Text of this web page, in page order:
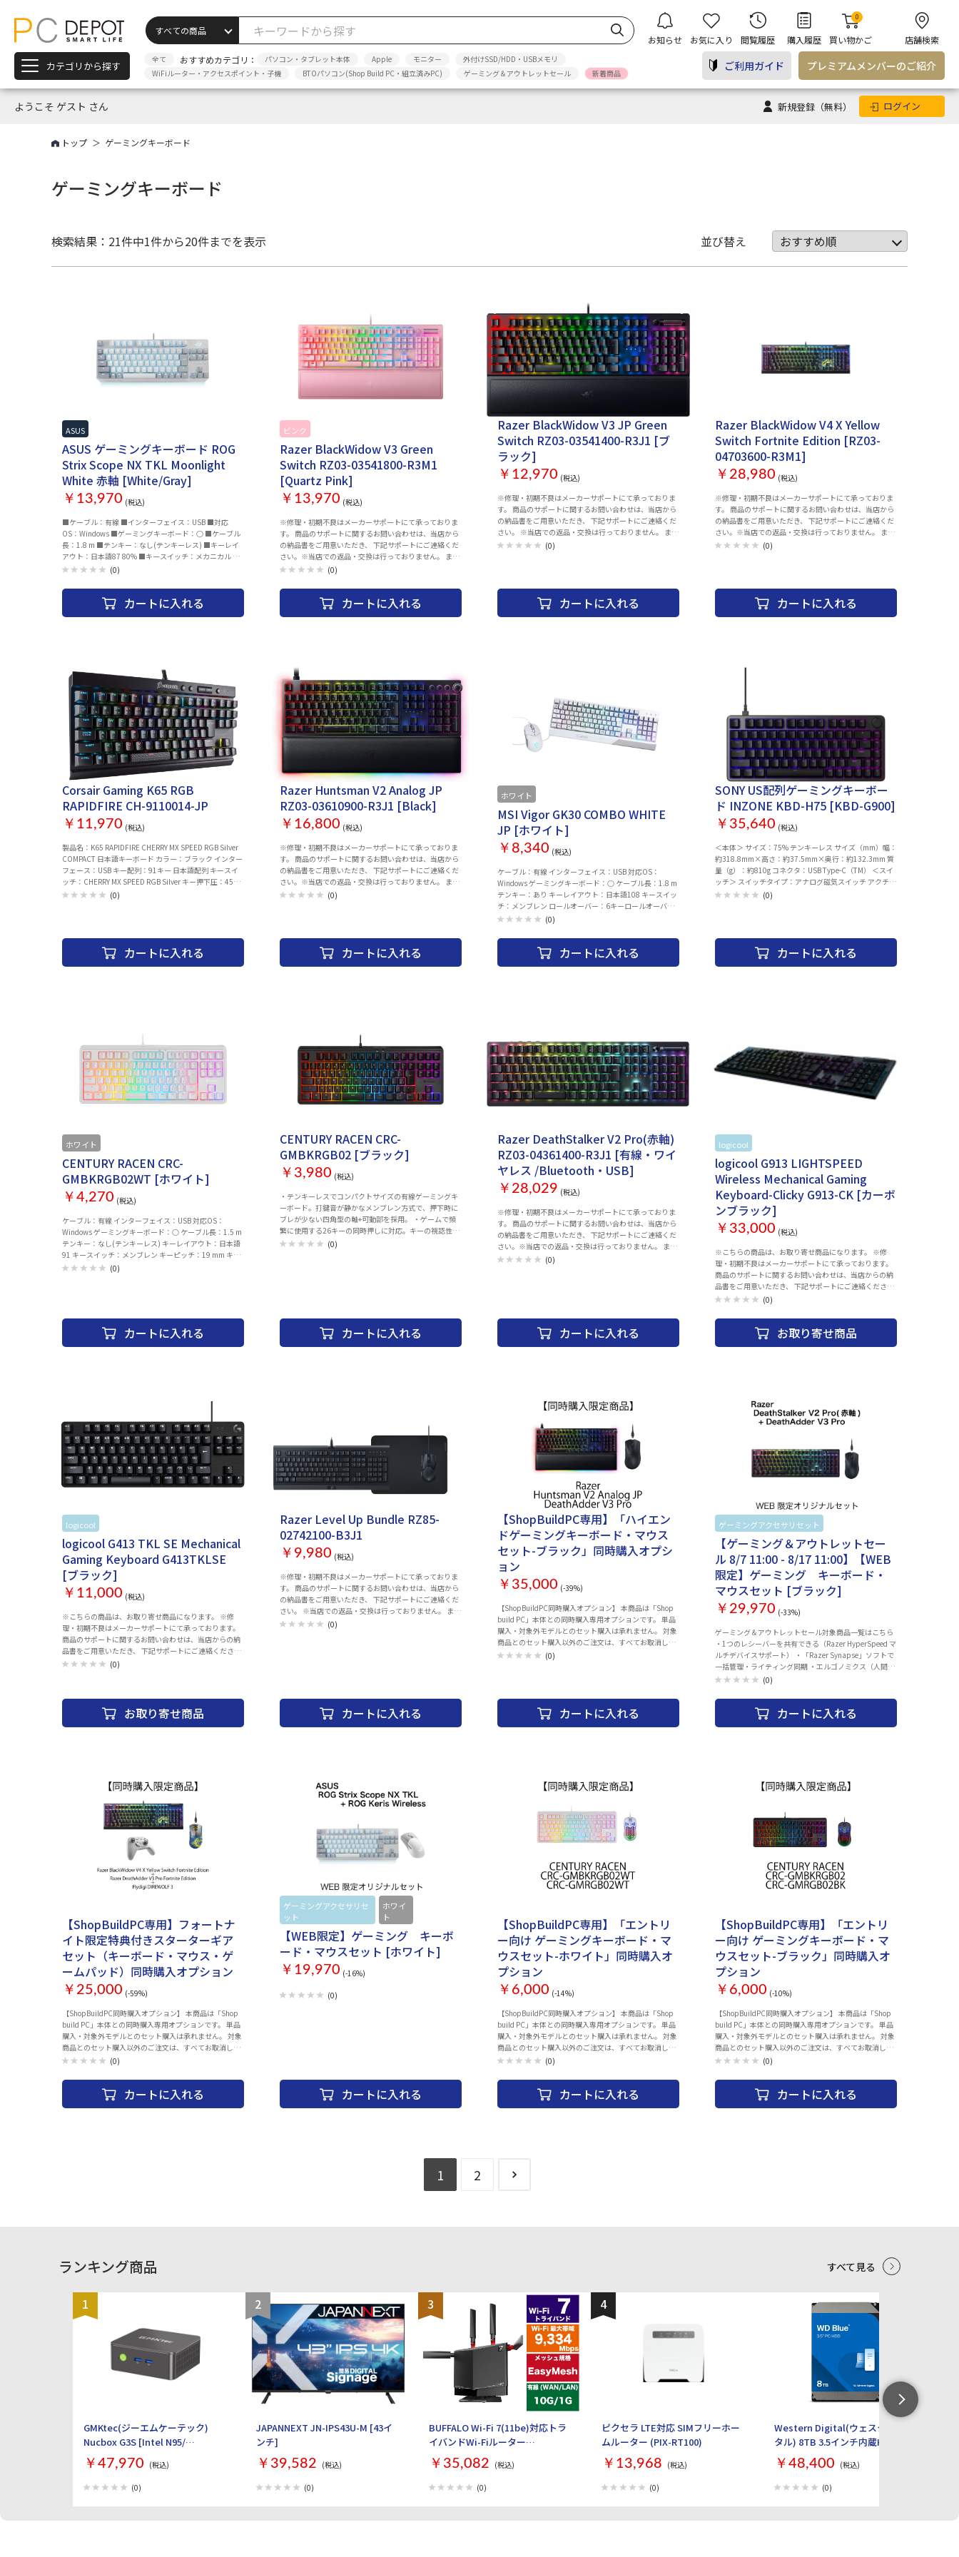
お知らせ お気に入り 閲覧履歴 購入履歴 買い物かご
0
店舗検索
カテゴリから探す 全て おすすめカテゴリ： パソコン・タブレット本体 Apple モニター
外付けSSD/HDD・USBメモリ
WiFiルーター・アクセスポイント・子機
BTOパソコン(Shop Build PC・組立済みPC) ゲーミング＆アウトレットセール 新着商品
ご利用ガイド プレミアム メンバーのご紹介
ようこそ ゲスト さん 新規登録 （無料） ログイン
トップ ゲーミングキーボード
ゲーミングキーボード
検索結果：21件中1件から20件までを表示 並び替え
ASUS
ASUS ゲーミングキーボード ROG
Strix Scope NX TKL Moonlight
White 赤軸 [White/Gray]
￥13,970 (税込)
■ケーブル：有線 ■インターフェイス：USB ■対応
OS：Windows ■ゲーミングキーボード：○ ■ケーブル
長：1.8 m ■テンキー：なし(テンキーレス) ■キーレイ
アウト：日本語87 80% ■キースイッチ：メカニカル ■
軸の種類：赤軸 ■キー刻印： ■ラピッドトリガー：- ■
ーバー ■アンチゴースト機能：○ ■アイソレーション設
計：- ■マルチペアリング：- ■角度調整機能：- ■ホット
キー：- ■防水：- ■静音：- ■スタンド装備(デバイス
■サイズ：356x40x136 mm ■重量：880 g ■カラー：
シルバー
(0)
カートに入れる
ピンク
Razer BlackWidow V3 Green
Switch RZ03-03541800-R3M1
[Quartz Pink]
￥13,970 (税込)
※修理・初期不良はメーカーサポートにて承っておりま
す。 商品のサポートに関するお問い合わせは、当店から
の納品書をご用意いただき、 下記サポートにご連絡くだ
さい。※当店での返品・交換は行っておりません。 ま
た、2022年11月現在はメールでのサポートのみとなっ
合わせ先メールアドレス】 game-
support@msygroup.com ※メール「本文」に下記内容
をご記載頂き、お問い合わせ先メールアドレスまで お送
により通常より遅延する可能性もございます。 ケーブ
ル：有線 インターフェイス：USB 対応OS：Windows ゲ
ーミングキーボード：○ テンキー：あり キーレイアウ
ト：英語 キースイッチ：メカニカル 軸の種類：緑軸 キ
ー刻印：アルファベットのみ刻印 ロールオーバー：Nキ
ーロールオーバー アンチゴースト機能：○ 角度調整機
能：○ ホットキー：○ バックライト搭載：○ サイズ：
450.7x42.1x154.8 mm 重量：1038.2 g
(0)
カートに入れる
Razer BlackWidow V3 JP Green
Switch RZ03-03541400-R3J1 [ブ
ラック]
￥12,970 (税込)
※修理・初期不良はメーカーサポートにて承っておりま
す。 商品のサポートに関するお問い合わせは、当店から
の納品書をご用意いただき、 下記サポートにご連絡くだ
さい。 ※当店での返品・交換は行っておりません。 ま
た、2022年11月現在はメールでのサポートのみとなっ
をご記載頂き、お問い合わせ先メールアドレスまで お送
り下さいますようお願い申し上げます。 【記載内容】 ・
製品名 ・症状・トラブル内容・ご質問等 ・製品のご購入
類：緑軸 キー刻印：アルファベットのみ刻印 角度調整機
能：○ ホットキー：○ バックライト搭載：○ サイズ：
450.7x42.1x154.8 mm 重量：1038.2 g
(0)
カートに入れる
Razer BlackWidow V4 X Yellow
Switch Fortnite Edition [RZ03-
04703600-R3M1]
￥28,980 (税込)
※修理・初期不良はメーカーサポートにて承っておりま
す。 商品のサポートに関するお問い合わせは、当店から
の納品書をご用意いただき、 下記サポートにご連絡くだ
さい。※当店での返品・交換は行っておりません。 ま
た、2022年11月現在はメールでのサポートのみとなっ
をご記載頂き、お問い合わせ先メールアドレスまで お送
り下さいますようお願い申し上げます。 【記載内容】 ・
製品名 ・症状・トラブル内容・ご質問等 ・製品のご購入
ーミングキーボード：○ テンキー：あり キーレイアウ
能：○ 角度調整機能：○ 静音：○ バックライト搭載：
○ RGBバックライト：○
(0)
カートに入れる
Corsair Gaming K65 RGB
RAPIDFIRE CH-9110014-JP
￥11,970 (税込)
製品名：K65 RAPIDFIRE CHERRY MX SPEED RGB Silver
COMPACT 日本語キーボード カラー：ブラック インター
フェース：USB キー配列：91キー 日本語配列 キースイ
ッチ：CHERRY MX SPEED RGB Silver キー押下圧：45g
バックライト：全キー（1,680万色） レポートレート：
0.86kg 保証期間：2年 付属品：クイックスタートガイ
ド、FPS/MOBA用キーキャップ、キーキャップ引き抜き
工具、パームレスト
(0)
カートに入れる
Razer Huntsman V2 Analog JP
RZ03-03610900-R3J1 [Black]
￥16,800 (税込)
※修理・初期不良はメーカーサポートにて承っておりま
す。 商品のサポートに関するお問い合わせは、当店から
の納品書をご用意いただき、 下記サポートにご連絡くだ
さい。※当店での返品・交換は行っておりません。 ま
た、2022年11月現在はメールでのサポートのみとなっ
をご記載頂き、お問い合わせ先メールアドレスまで お送
り下さいますようお願い申し上げます。 【記載内容】 ・
製品名 ・症状・トラブル内容・ご質問等 ・製品のご購入
ィカル キー刻印：アルファベットのみ刻印 ロールオーバ
ー：Nキーロールオーバー アンチゴースト機能：○ 角度
調整機能：○ ホットキー：○ バックライト搭載：○
RGBバックライト：○ サイズ：446x45x141 mm 重量：
1238 g
(0)
カートに入れる
ホワイト
MSI Vigor GK30 COMBO WHITE
JP [ホワイト]
￥8,340 (税込)
ケーブル：有線 インターフェイス：USB 対応OS：
Windows ゲーミングキーボード：○ ケーブル長：1.8 m
テンキー：あり キーレイアウト：日本語108 キースイッ
チ：メンブレン ロールオーバー：6キーロールオーバー
アンチゴースト機能：○ バックライト搭載：○ RGBバッ
量：1042 g
(0)
カートに入れる
SONY US配列ゲーミングキーボー
ド INZONE KBD-H75 [KBD-G900]
￥35,640 (税込)
＜本体＞ サイズ：75% テンキーレス サイズ（mm）幅：
約318.8mm×高さ：約37.5mm×奥行：約132.3mm 質
量（g）：約810g コネクタ：USB Type-C（TM） ＜スイ
ッチ＞ スイッチタイプ：アナログ磁気スイッチ アクチュ
エーションポイント：0.1 - 3.4mm ラピッドトリガー：
ューム調整ダイヤル （ダイヤル押下でミュート操作可
能） RGBライティング：● ＜技術仕様＞ マウント：ガ
スケットマウント N-KEY ROLL OVER：全てのキー 対応
(0)
カートに入れる
ホワイト
CENTURY RACEN CRC-
GMBKRGB02WT [ホワイト]
￥4,270 (税込)
ケーブル：有線 インターフェイス：USB 対応OS：
Windows ゲーミングキーボード：○ ケーブル長：1.5 m
テンキー：なし(テンキーレス) キーレイアウト：日本語
91 キースイッチ：メンブレン キーピッチ：19 mm キー
ストローク：4mm キー刻印：アルファベットのみ刻印
(0)
カートに入れる
CENTURY RACEN CRC-
GMBKRGB02 [ブラック]
￥3,980 (税込)
・テンキーレスでコンパクトサイズの有線ゲーミングキ
ーボード。打鍵音が静かなメンブレン方式で、押下時に
ブレが少ない四角型の軸+可動部を採用。 ・ゲームで頻
繁に使用する26キーの同時押しに対応。キーの視認性を
向上させるRGB-LEDは9種類の発光モードを搭載し、ス
ストローク：4mm キー刻印：アルファベットのみ刻印
ロールオーバー：26キー同時押し対応 角度調整機能：○
静音：○ バックライト搭載：○ RGBバックライト：○
(0)
カートに入れる
Razer DeathStalker V2 Pro(赤軸)
RZ03-04361400-R3J1 [有線・ワイ
ヤレス /Bluetooth・USB]
￥28,029 (税込)
※修理・初期不良はメーカーサポートにて承っておりま
す。 商品のサポートに関するお問い合わせは、当店から
の納品書をご用意いただき、 下記サポートにご連絡くだ
さい。※当店での返品・交換は行っておりません。 ま
た、2022年11月現在はメールでのサポートのみとなっ
製品名 ・症状・トラブル内容・ご質問等 ・製品のご購入
店舗名・ご購入年月日 ※メールのご返答にお時間を頂戴
する場合がございます。 ※交換品等の発送は運送の状況
64bit（Synaspe3準拠）接続方法 有線・ワイヤレスイン
タイプ その他テンキー 有キーストローク 1.2mm付属品
・多言語マニュアル ・Razer ロゴステッカー ・USB
Type-A to Type-C ケーブル仕様1 ［接続方法］ ワイヤ
レス - Bluetooth、Razer HyperSpeed 2.4GHz 有線 -
USB Type-A ⇔ USB Type-C（キーボード側）ケーブル
［充電時間］約2時間［動作時間］ バックライトオフ
時：Bluetooth 最長214時間、2.4GHz 最長195時間 バ
ックライト最高輝度時：Bluetooth および 2.4GHz どち
らも最長26時間仕様2 ［キーの感触］軽量で瞬時［サイ
ズ］フルサイズ［メディアキー］■［オンボードメモ
リ］内蔵メモリとクラウドのハイブリッドストレージ -
最大 5 プロファイル［スイッチのタイプ］Razer リニア
薄型オプティカルスイッチ［キーキャップ］超耐久性コ
ーティング加工の ABS キーキャップ［ライティング］
1680 万色のカラーオプションを備えたカスタマイズ可
他］・7000万回のキーストローク寿命・Razer
HyperSpeed Wireless 技術・Razer HyperSpeed のマル
チデバイスサポート・多機能メディアボタンとメディア
ローラー・Razer Synapse 対応・完全にプログラム可能
なキーとオンザフライマクロ記録機能・N キーロールオ
(0)
カートに入れる
logicool
logicool G913 LIGHTSPEED
Wireless Mechanical Gaming
Keyboard-Clicky G913-CK [カーボ
ンブラック]
￥33,000 (税込)
※こちらの商品は、お取り寄せ商品になります。 ※修
理・初期不良はメーカーサポートにて承っております。
商品のサポートに関するお問い合わせは、当店からの納
品書をご用意いただき、 下記サポートにご連絡くださ
い。 ※当店での返品・交換は行っておりません。 ロジク
5644 営業時間： 月曜日～金曜日（祝日を除く） 午前９
時～午後６時 ・ハイエンド向け薄型ワイヤレスゲーミン
グキーボード。メカニカルスイッチは耳に心地よいクリ
アクションとの自動連動も可能。より高いゲーミングエ
クスペリエンスを演出する。
(0)
お取り寄せ商品
logicool
logicool G413 TKL SE Mechanical
Gaming Keyboard G413TKLSE
[ブラック]
￥11,000 (税込)
※こちらの商品は、お取り寄せ商品になります。 ※修
理・初期不良はメーカーサポートにて承っております。
商品のサポートに関するお問い合わせは、当店からの納
品書をご用意いただき、 下記サポートにご連絡くださ
い。 ※当店での返品・交換は行っておりません。 ロジク
時～午後６時 本体サイズ 幅153×奥行361×高さ34mm
重量 980gケーブル長 1.8mキーレイアウト 日本語配列キ
ースイッチ メカニカル (GX Clicky) ・耐久性 7,000万
回の打鍵 ・アクチュエーションポイント 2.0mm ・押
※Logicool G HUBソフトウエアのダウンロード時に必要
接続I/F USB付属品 製品本体、キーボードデータケーブ
ル、クイックスタートガイド、保証書､ 保証規定メーカ
(0)
お取り寄せ商品
Razer Level Up Bundle RZ85-
02742100-B3J1
￥9,980 (税込)
※修理・初期不良はメーカーサポートにて承っておりま
す。 商品のサポートに関するお問い合わせは、当店から
の納品書をご用意いただき、 下記サポートにご連絡くだ
さい。 ※当店での返品・交換は行っておりません。 ま
た、2022年11月現在はメールでのサポートのみとなっ
店舗名・ご購入年月日 ※メールのご返答にお時間を頂戴
する場合がございます。 ※交換品等の発送は運送の状況
により通常より遅延する可能性もございます。 Razer
ボード、日本語配列) ゲーミンググレードのソフトでク
ッション性の高いキースイッチを備え、各キーのキー割
り当てやマクロ機能を設定することが可能です。また耐
グレード メンブレンキースイッチ採用 • 1680万色対応の
Razer Chromaバックライト(シングルゾーン) • Razer
Synapse 3 対応 • 10キー同時押し(10 キー ロールオーバ
ーなどをこぼしても壊れにくいスピル・レジスタンス構
造による高い耐久性 • 完全にプログラム可能なキーとオ
ンザフライマクロ記録機能 • ゲーミングモードオプショ
ン搭載 • 1,000Hzのウルトラポーリング • 対応OS:
Windows7 64bit 以上 • サイズ: 45.7 cm x 17.4 cm x 3.3
cm • 重量: 1.02 Kg ■Viper Mini （ゲーミングマウス） 薄
型軽量設計で簡単にコントロール。最先端のオプティカ
ルマウススイッチ、高精度の 8,500 DPI センサー、Razer
Speedflex ケーブルを備え、最高の精度と速度を実現し
ラッキングを実現。 • 最大 300 インチ/秒 (IPS) / 35G の
モリー プロファイル • 1,680 万色のカラーオプションを
備えた Razer Chroma RGB ライティング • 6 個の個別プ
ログラムが可能な Hyperesponse ボタン • サイズ: 11.8
操作とピクセルレベルの照準精度で快適なゲーム体験を
面 • 厚みのある高密度ラバーフォーム • 底面の滑り止め
ラバー • サイズ: 36 cm(横) x 27.5 cm(縦) x 0.3 cm (厚さ)
(0)
カートに入れる
【ShopBuildPC専用】「ハイエン
ドゲーミングキーボード・マウス
セット-ブラック」同時購入オプシ
ョン
￥35,000 (-39%)
【ShopBuildPC同時購入オプション】 本商品は「Shop
build PC」本体との同時購入専用オプションです。 単品
購入・対象外モデルとのセット購入は承れません。 対象
商品とのセット購入以外のご注文は、すべてお取消しと
(0)
カートに入れる
ゲーミングアクセサリセット
【ゲーミング＆アウトレットセー
ル 8/7 11:00 - 8/17 11:00】【WEB
限定】ゲーミング キーボード・
マウスセット [ブラック]
￥29,970 (-33%)
ゲーミング＆アウトレットセール対象商品一覧はこちら
・1つのレシーバーを共有できる（Razer HyperSpeed マ
ルチデバイスサポート） ・「Razer Synapse」ソフトで
一括管理・ライティング同期 ・エルゴノミクス（人間工
学）に特化した最高峰の統一感
(0)
カートに入れる
【ShopBuildPC専用】フォートナ
イト限定特典付きスターターギア
セット（キーボード・マウス・ゲ
ームパッド）同時購入オプション
￥25,000 (-59%)
【ShopBuildPC同時購入オプション】 本商品は「Shop
build PC」本体との同時購入専用オプションです。 単品
購入・対象外モデルとのセット購入は承れません。 対象
商品とのセット購入以外のご注文は、すべてお取消しと
(0)
カートに入れる
ゲーミングアクセサリセ
ット
ホワイ
ト
【WEB限定】ゲーミング キーボ
ード・マウスセット [ホワイト]
￥19,970 (-16%)
(0)
カートに入れる
【ShopBuildPC専用】「エントリ
ー向け ゲーミングキーボード・マ
ウスセット-ホワイト」同時購入オ
プション
￥6,000 (-14%)
【ShopBuildPC同時購入オプション】 本商品は「Shop
build PC」本体との同時購入専用オプションです。 単品
購入・対象外モデルとのセット購入は承れません。 対象
商品とのセット購入以外のご注文は、すべてお取消しと
(0)
カートに入れる
【ShopBuildPC専用】「エントリ
ー向け ゲーミングキーボード・マ
ウスセット-ブラック」同時購入オ
プション
￥6,000 (-10%)
【ShopBuildPC同時購入オプション】 本商品は「Shop
build PC」本体との同時購入専用オプションです。 単品
購入・対象外モデルとのセット購入は承れません。 対象
商品とのセット購入以外のご注文は、すべてお取消しと
(0)
カートに入れる
1 2
ランキング商品 すべて見る
1
GMKtec(ジーエムケーテック)
Nucbox G3S [Intel N95/
RAM:16GB/ SSD:512GB/
Windows 11 Pro]
￥47,970 (税込)
(0)
2
JAPANNEXT JN-IPS43U-M [43イ
ンチ]
￥39,582 (税込)
(0)
3
BUFFALO Wi-Fi 7(11be)対応トラ
イバンドWi-Fiルーター
AirStation WXR9300BE6P [ブラ
ック]
￥35,082 (税込)
(0)
4
ピクセラ LTE対応 SIMフリーホー
ムルーター (PIX-RT100)
￥13,968 (税込)
(0)
Western Digital(ウェスタンデジ
タル) 8TB 3.5インチ内蔵HDD WD
Blue WD80EAAZ
￥48,400 (税込)
(0)